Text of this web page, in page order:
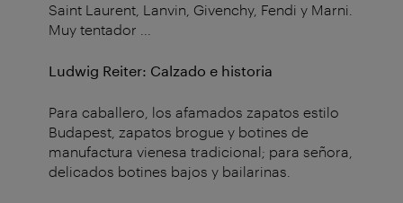
Saint Laurent, Lanvin, Givenchy, Fendi y Marni
Muy tentador ...
Ludwig Reiter: Calzado e historia
Para caballero, los afamados zapatos estilo
Budapest, zapatos brogue y botines de
manufactura vienesa tradicional; para señora,
delicados botines bajos y bailarinas.